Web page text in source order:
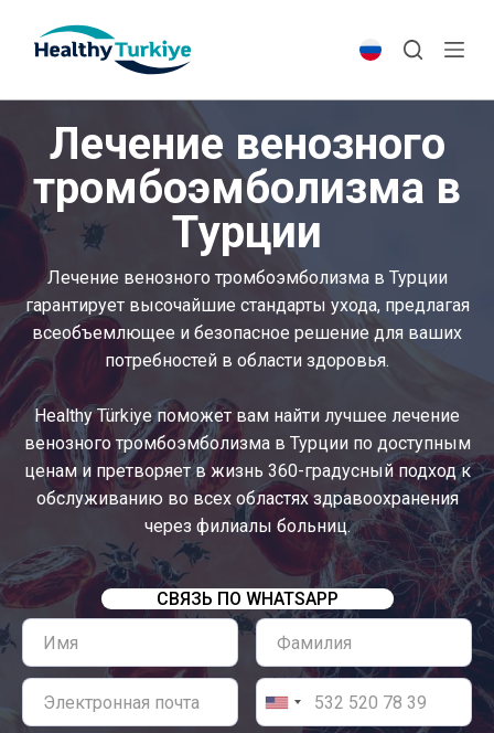
p
o
o
e
t
Лечение венозного
тромбоэмболизма в
Турции
Лечение венозного тромбоэмболизма в Турции
гарантирует высочайшие стандарты ухода, предлагая
всеобъемлющее и безопасное решение для ваших
потребностей в области здоровья.
Healthy Türkiye поможет вам найти лучшее лечение
венозного тромбоэмболизма в Турции по доступным
ценам и претворяет в жизнь 360-градусный подход к
обслуживанию во всех областях здравоохранения
через филиалы больниц.
СВЯЗЬ ПО WHATSAPP